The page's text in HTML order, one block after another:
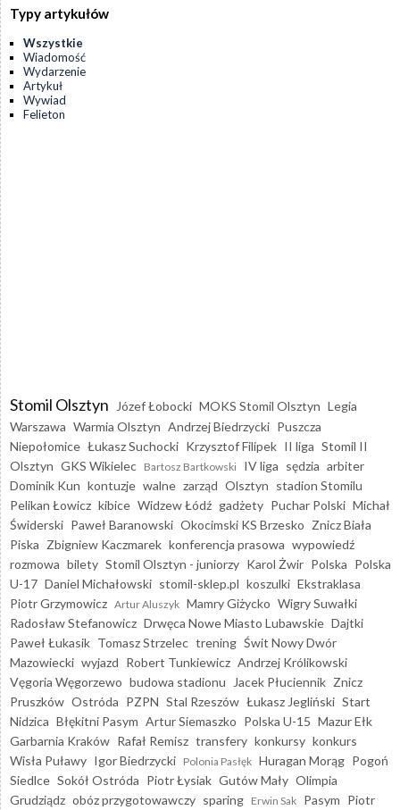
Typy artykułów
Wszystkie
Wiadomość
Wydarzenie
Artykuł
Wywiad
Felieton
Stomil Olsztyn Józef Łobocki MOKS Stomil Olsztyn Legia
Warszawa Warmia Olsztyn Andrzej Biedrzycki Puszcza
Niepołomice Łukasz Suchocki Krzysztof Filipek II liga Stomil II
Olsztyn GKS Wikielec Bartosz Bartkowski IV liga sędzia arbiter
Dominik Kun kontuzje walne zarząd Olsztyn stadion Stomilu
Pelikan Łowicz kibice Widzew Łódź gadżety Puchar Polski Michał
Świderski Paweł Baranowski Okocimski KS Brzesko Znicz Biała
Piska Zbigniew Kaczmarek konferencja prasowa wypowiedź
rozmowa bilety Stomil Olsztyn - juniorzy Karol Żwir Polska Polska
U-17 Daniel Michałowski stomil-sklep.pl koszulki Ekstraklasa
Piotr Grzymowicz Artur Aluszyk Mamry Giżycko Wigry Suwałki
Radosław Stefanowicz Drwęca Nowe Miasto Lubawskie Dajtki
Paweł Łukasik Tomasz Strzelec trening Świt Nowy Dwór
Mazowiecki wyjazd Robert Tunkiewicz Andrzej Królikowski
Vęgoria Węgorzewo budowa stadionu Jacek Płuciennik Znicz
Pruszków Ostróda PZPN Stal Rzeszów Łukasz Jegliński Start
Nidzica Błękitni Pasym Artur Siemaszko Polska U-15 Mazur Ełk
Garbarnia Kraków Rafał Remisz transfery konkursy konkurs
Wisła Puławy Igor Biedrzycki Polonia Pasłęk Huragan Morąg Pogoń
Siedlce Sokół Ostróda Piotr Łysiak Gutów Mały Olimpia
Grudziądz obóz przygotowawczy sparing Erwin Sak Pasym Piotr